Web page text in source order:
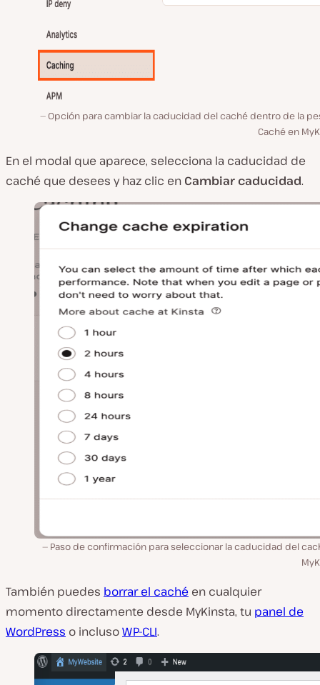
Opción para cambiar la caducidad del caché dentro de la
Caché en
En el modal que aparece, selecciona la caducidad de
caché que desees y haz clic en Cambiar caducidad.
Paso de confirmación para seleccionar la caducidad del
También puedes borrar el caché en cualquier
momento directamente desde MyKinsta, tu panel de
WordPress o inclusoWP-CLI.